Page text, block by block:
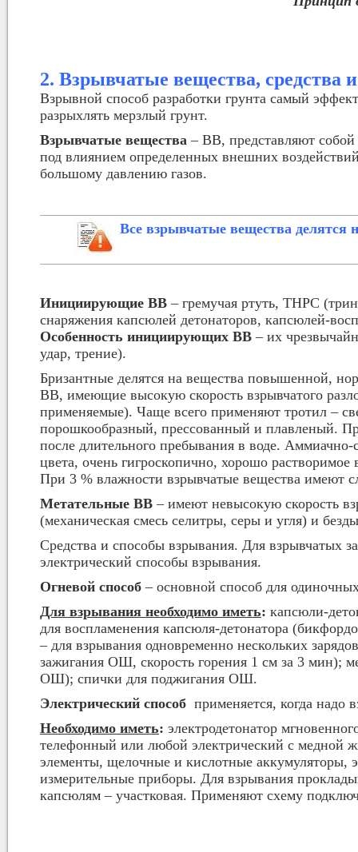
2. Взрывчатые вещества, средства
Взрывной способ разработки грунта самый
разрыхлять мерзлый грунт.
Взрывчатые вещества – ВВ, представляют
под влиянием определенных внешних
большому давлению газов.
Все взрывчатые вещества
Инициирующие ВВ – гремучая ртуть, ТНРС
снаряжения капсюлей детонаторов, капсюлей-
Особенность инициирующих ВВ – их
удар, трение).
Бризантные делятся на вещества повышенной,
ВВ, имеющие высокую скорость взрывчатого
применяемые). Чаще всего применяют тротил –
порошкообразный, прессованный и плавленый.
после длительного пребывания в воде.
цвета, очень гигроскопично, хорошо
При 3 % влажности взрывчатые вещества имеют
Метательные ВВ – имеют невысокую скорость
(механическая смесь селитры, серы и угля) и
Средства и способы взрывания. Для взрывчатых
электрический способы взрывания.
Огневой способ – основной способ для
Для взрывания необходимо иметь: капсюли-
для воспламенения капсюля-детонатора
– для взрывания одновременно нескольких
зажигания ОШ, скорость горения 1 см за 3 мин);
ОШ); спички для поджигания ОШ.
Электрический способ применяется, когда надо
Необходимо иметь: электродетонатор
телефонный или любой электрический с медной
элементы, щелочные и кислотные аккумуляторы,
измерительные приборы. Для взрывания
капсюлям – участковая. Применяют схему